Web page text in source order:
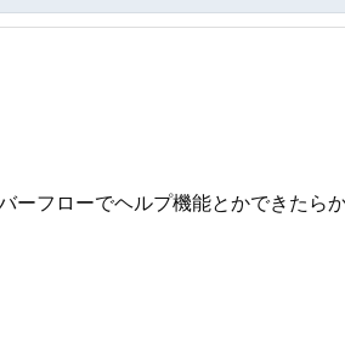
ーフローでヘルプ機能とかできたら